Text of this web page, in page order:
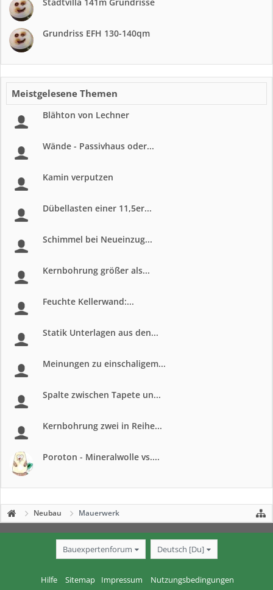
Grundriss EFH 130-140qm
Meistgelesene Themen
Blähton von Lechner
Wände - Passivhaus oder...
Kamin verputzen
Dübellasten einer 11,5er...
Schimmel bei Neueinzug...
Kernbohrung größer als...
Feuchte Kellerwand:...
Statik Unterlagen aus den...
Meinungen zu einschaligem...
Spalte zwischen Tapete un...
Kernbohrung zwei in Reihe...
Poroton - Mineralwolle vs....
Neubau Mauerwerk
Bauexpertenforum Deutsch [Du]
Hilfe Sitemap Impressum Nutzungsbedingungen